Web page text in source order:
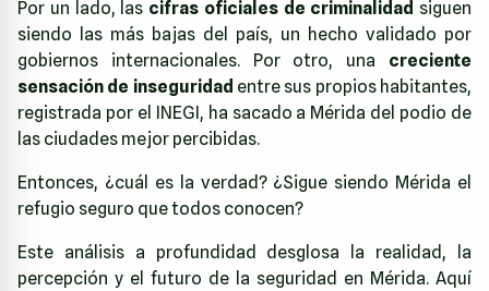
Por un lado, las cifras oficiales de criminalidad siguen
siendo las más bajas del país, un hecho validado por
gobiernos internacionales. Por otro, una creciente
sensación de inseguridad entre sus propios habitantes,
registrada por el INEGI, ha sacado a Mérida del podio de
las ciudades mejor percibidas.
Entonces, ¿cuál es la verdad? ¿Sigue siendo Mérida el
refugio seguro que todos conocen?
Este análisis a profundidad desglosa la realidad, la
percepción y el futuro de la seguridad en Mérida. Aquí